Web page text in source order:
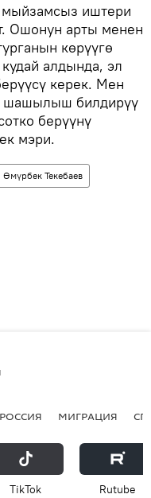
иштери
Ошонун арты менен
көрүүгө
алдында, эл
керек. Мен
шашылыш билдирүү
берүүнү
мэри.
Өмүрбек Текебаев
РОССИЯ МИГРАЦИЯ
ТikТоk Rutube